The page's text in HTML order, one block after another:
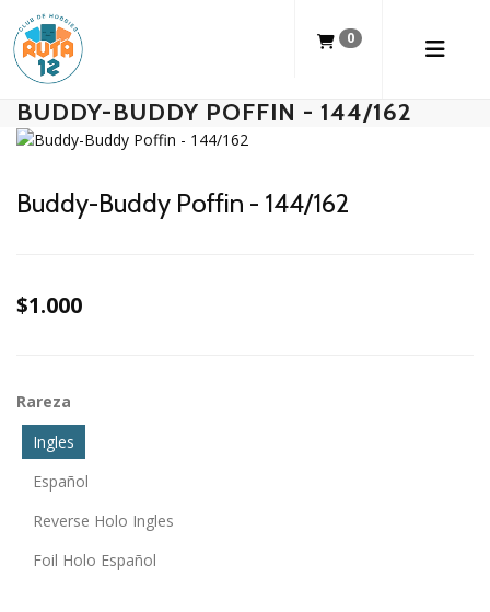
0
BUDDY-BUDDY POFFIN - 144/162
Buddy-Buddy Poffin - 144/162
$1.000
Rareza
Ingles
Español
Reverse Holo Ingles
Foil Holo Español